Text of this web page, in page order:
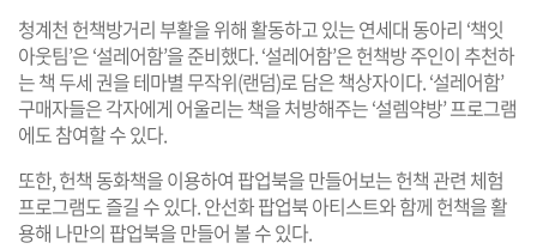
청계천 헌책방거리 부활을 위해 활동하고 있는 연세대 동아리 ‘책잇
아웃팀’은 ‘설레어함’을 준비했다. ‘설레어함’은 헌책방 주인이 추천하
는 책 두세 권을 테마별 무작위(랜덤)로 담은 책상자이다. ‘설레어함’
구매자들은 각자에게 어울리는 책을 처방해주는 ‘설렘약방’ 프로그램
에도 참여할 수 있다.
또한, 헌책 동화책을 이용하여 팝업북을 만들어보는 헌책 관련 체험
프로그램도 즐길 수 있다. 안선화 팝업북 아티스트와 함께 헌책을 활
용해 나만의 팝업북을 만들어 볼 수 있다.